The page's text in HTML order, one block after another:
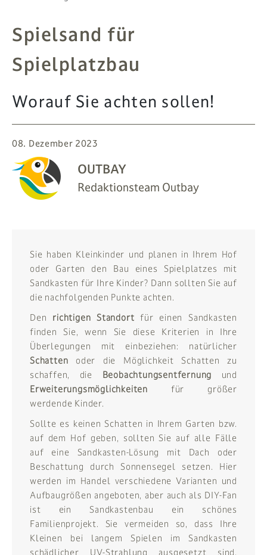
# MAG
SUCHE
ANMELDEN
Spielsand für
Spielplatzbau
Worauf Sie achten sollen!
08. Dezember 2023
OUTBAY
Redaktionsteam Outbay
Sie haben Kleinkinder und planen in Ihrem Hof
oder Garten den Bau eines Spielplatzes mit
Sandkasten für Ihre Kinder? Dann sollten Sie auf
die nachfolgenden Punkte achten.
Den richtigen Standort für einen Sandkasten
finden Sie, wenn Sie diese Kriterien in Ihre
Überlegungen mit einbeziehen: natürlicher
Schatten oder die Möglichkeit Schatten zu
schaffen, die
Beobachtungsentfernung und
Erweiterungsmöglichkeiten für größer
werdende Kinder.
Sollte es keinen Schatten in Ihrem Garten bzw.
auf dem Hof geben, sollten Sie auf alle Fälle
auf eine Sandkasten-Lösung mit Dach oder
Beschattung durch Sonnensegel setzen. Hier
werden im Handel verschiedene Varianten und
Aufbaugrößen angeboten, aber auch als DIY-Fan
ist ein Sandkastenbau ein schönes
Familienprojekt. Sie vermeiden so, dass Ihre
Kleinen bei langem Spielen im Sandkasten
schädlicher UV-Strahlung ausgesetzt sind.